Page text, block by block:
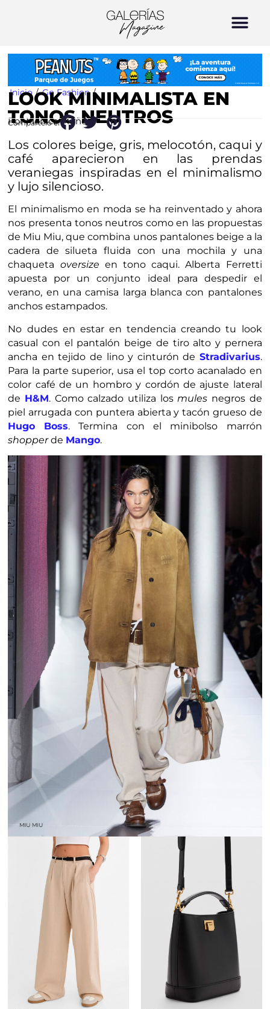
Inicio / Go Fashion /
LOOK MINIMALISTA EN
TONOS NEUTROS
Por Mónica Muñoz
Compártelo en:
Los colores beige, gris, melocotón, caqui y
café aparecieron en las prendas
veraniegas inspiradas en el minimalismo
y lujo silencioso.
El minimalismo en moda se ha reinventado y ahora
nos presenta tonos neutros como en las propuestas
de Miu Miu, que combina unos pantalones beige a la
cadera de silueta fluida con una mochila y una
chaqueta oversize en tono caqui. Alberta Ferretti
apuesta por un conjunto ideal para despedir el
verano, en una camisa larga blanca con pantalones
anchos estampados.
No dudes en estar en tendencia creando tu look
casual con el pantalón beige de tiro alto y pernera
ancha en tejido de lino y cinturón de Stradivarius.
Para la parte superior, usa el top corto acanalado en
color café de un hombro y cordón de ajuste lateral
de H&M. Como calzado utiliza losmules negros de
piel arrugada con puntera abierta y tacón grueso de
Hugo
Boss. Termina con el minibolso marrón
shopperde Mango.